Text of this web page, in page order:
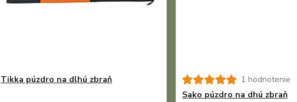
Tikka púzdro na dlhú zbraň
1 hodnotenie
Sako púzdro na dhú zbraň